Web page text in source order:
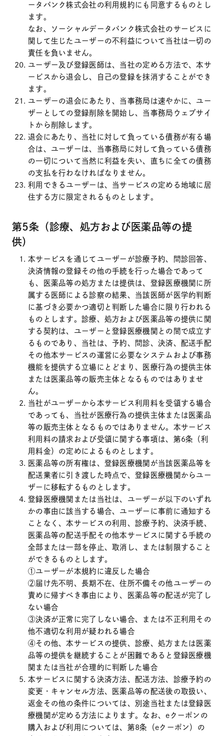
ータバンク株式会社の利用規約にも同意するものとし
ます。
なお、ソーシャルデータバンク株式会社のサービスに
関して生じたユーザーの不利益について当社は一切の
責任を負いません。
ユーザー及び登録医師は、当社の定める方法で、本サ
ービスから退会し、自己の登録を抹消することができ
ます。
ユーザーの退会にあたり、当事務局は速やかに、ユー
ザーとしての登録削除を開始し、当事務局ウェブサイ
トから削除します。
退会にあたり、当社に対して負っている債務が有る場
合は、ユーザーは、当事務局に対して負っている債務
の一切について当然に利益を失い、直ちに全ての債務
の支払を行わなければなりません。
利用できるユーザーは、当サービスの定める地域に居
住する方に限定されるものとします。
第5条（診療、処方および医薬品等の提
供）
本サービスを通じてユーザーが診療予約、問診回答、
決済情報の登録その他の手続を行った場合であって
も、医薬品等の処方または提供は、登録医療機関に所
属する医師による診察の結果、当該医師が医学的判断
に基づき必要かつ適切と判断した場合に限り行われる
ものとします。診療、処方および医薬品等の提供に関
する契約は、ユーザーと登録医療機関との間で成立す
るものであり、当社は、予約、問診、決済、配送手配
その他本サービスの運営に必要なシステムおよび事務
機能を提供する立場にとどまり、医療行為の提供主体
または医薬品等の販売主体となるものではありませ
ん。
当社がユーザーから本サービス利用料を受領する場合
であっても、当社が医療行為の提供主体または医薬品
等の販売主体となるものではありません。本サービス
利用料の請求および受領に関する事項は、第6条（利
用料金）の定めによるものとします。
医薬品等の所有権は、登録医療機関が当該医薬品等を
配送業者に引き渡した時点で、登録医療機関からユー
ザーに移転するものとします。
登録医療機関または当社は、ユーザーが以下のいずれ
かの事由に該当する場合、ユーザーに事前に通知する
ことなく、本サービスの利用、診療予約、決済手続、
医薬品等の配送手配その他本サービスに関する手続の
全部または一部を停止、取消し、または制限すること
ができるものとします。
①ユーザーが本規約に違反した場合
②届け先不明、長期不在、住所不備その他ユーザーの
責めに帰すべき事由により、医薬品等の配送が完了し
ない場合
③決済が正常に完了しない場合、または不正利用その
他不適切な利用が疑われる場合
④その他、本サービスの提供、診療、処方または医薬
品等の提供を継続することが困難であると登録医療機
関または当社が合理的に判断した場合
本サービスに関する決済方法、配送方法、診療予約の
変更・キャンセル方法、医薬品等の配送後の取扱い、
返金その他の条件については、別途当社または登録医
療機関が定める方法によります。なお、eクーポンの
購入および利用については、第8条（eクーポン）の